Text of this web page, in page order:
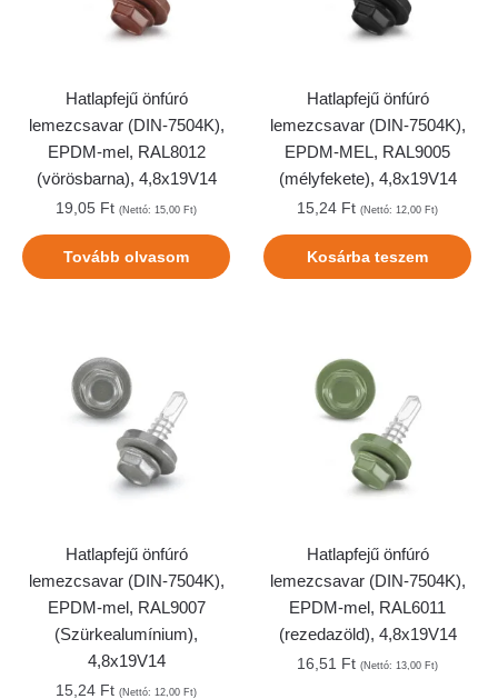
Hatlapfejű önfúró
lemezcsavar (DIN-7504K),
EPDM-mel, RAL8012
(vörösbarna), 4,8x19V14
19,05 Ft (Nettó:15,00 Ft)
Tovább olvasom
Hatlapfejű önfúró
lemezcsavar (DIN-7504K),
EPDM-MEL, RAL9005
(mélyfekete), 4,8x19V14
15,24 Ft (Nettó:12,00 Ft)
Kosárba teszem
Hatlapfejű önfúró
lemezcsavar (DIN-7504K),
EPDM-mel, RAL9007
(Szürkealumínium),
4,8x19V14
15,24 Ft (Nettó: 12,00 Ft)
Hatlapfejű önfúró
lemezcsavar (DIN-7504K),
EPDM-mel, RAL6011
(rezedazöld), 4,8x19V14
16,51 Ft (Nettó: 13,00 Ft)